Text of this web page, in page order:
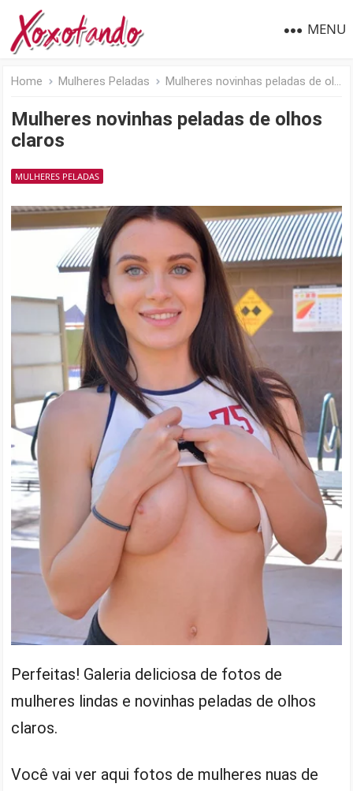
MENU
Home Mulheres Peladas Mulheres novinhas peladas de olhos claros
Mulheres novinhas peladas de olhos
claros
MULHERES PELADAS
Perfeitas! Galeria deliciosa de fotos de
mulheres lindas e novinhas peladas de olhos
claros.
Você vai ver aqui fotos de mulheres nuas de